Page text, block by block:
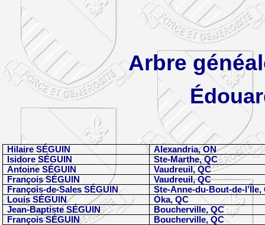
Arbre
Hilaire SÉGUIN
Alexandria, ON
Isidore SÉGUIN
Ste-Marthe, QC
Antoine SÉGUIN
Vaudreuil, QC
François SÉGUIN
Vaudreuil, QC
François-de-Sales SÉGUIN
Ste-Anne-du-Bout-de-l’Île,
Louis SÉGUIN
Oka, QC
Jean-Baptiste SÉGUIN
Boucherville, QC
François SÉGUIN
Boucherville, QC